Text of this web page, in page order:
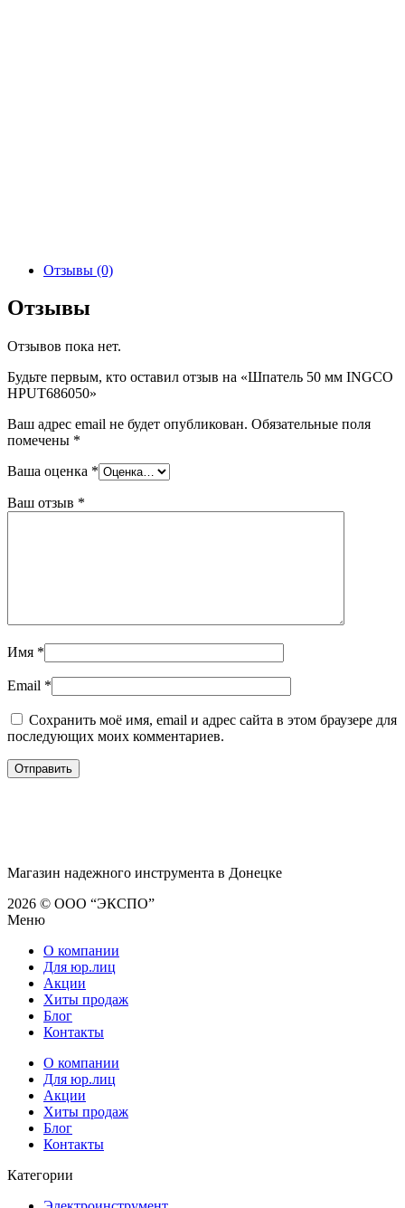
Отзывы (0)
Отзывы
Отзывов пока нет.
Будьте первым, кто оставил отзыв на «Шпатель 50 мм INGCO
HPUT686050»
Ваш адрес email не будет опубликован. Обязательные поля
помечены *
Ваша оценка *
Ваш отзыв *
Имя *
Email *
Сохранить моё имя, email и адрес сайта в этом браузере для
последующих моих комментариев.
Магазин надежного инструмента в Донецке
2026 © ООО “ЭКСПО”
Меню
О компании
Для юр.лиц
Акции
Хиты продаж
Блог
Контакты
О компании
Для юр.лиц
Акции
Хиты продаж
Блог
Контакты
Категории